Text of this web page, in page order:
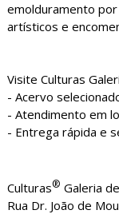
emolduramento
artísticos e
Visite Culturas
- Acervo
- Atendimento em
- Entrega rápida e
Culturas® Galeria
Rua Dr. João de